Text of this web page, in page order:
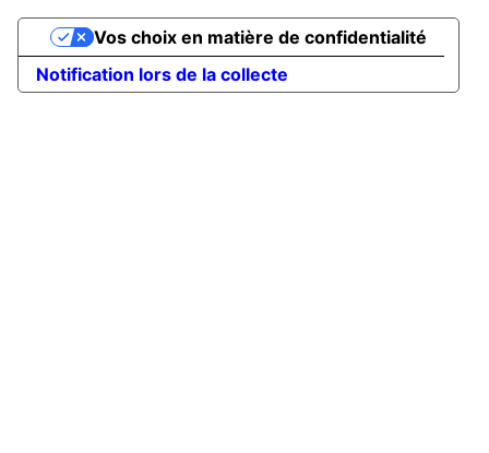
Notification lors de la collecte
Vos choix en matière de confidentialité